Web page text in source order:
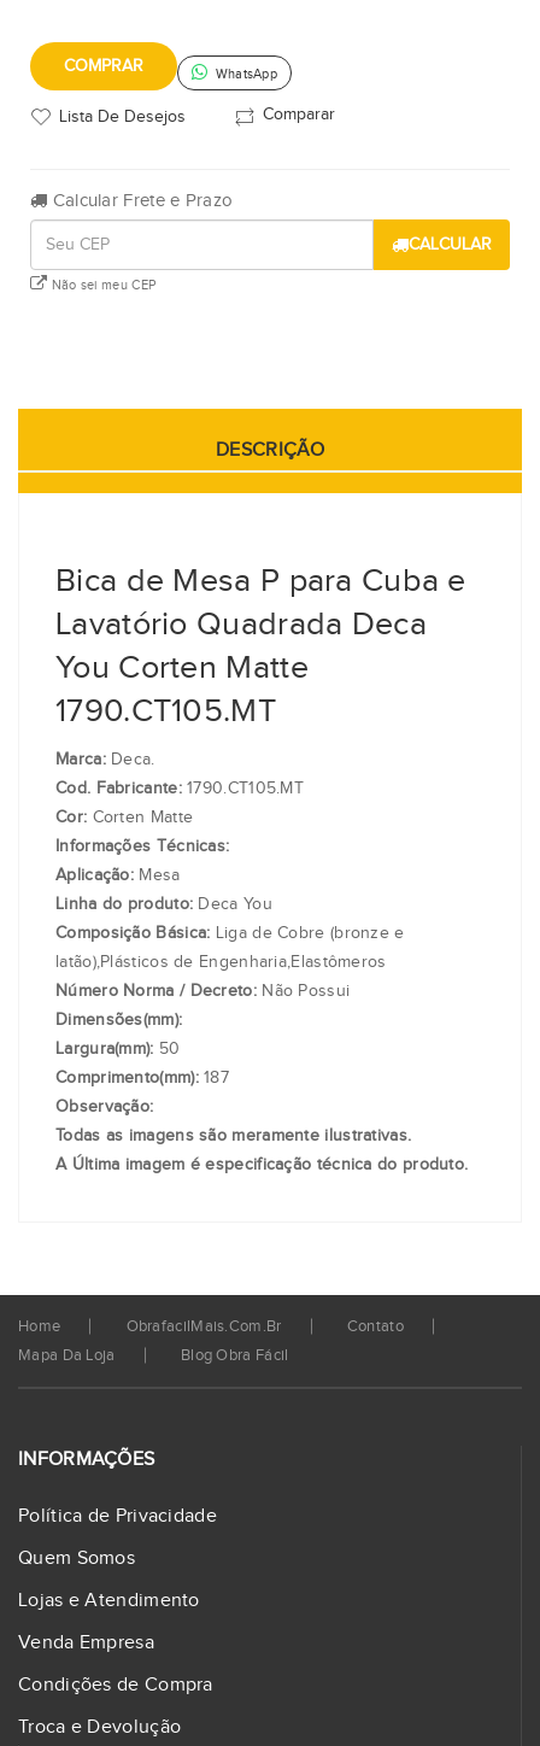
COMPRAR WhatsApp
Lista De Desejos Comparar
Calcular Frete e Prazo
CALCULAR
Não sei meu CEP
DESCRIÇÃO
Bica de Mesa P para Cuba e
Lavatório Quadrada Deca
You Corten Matte
1790.CT105.MT
Marca: Deca.
Cod. Fabricante:1790.CT105.MT
Cor: Corten Matte
Informações Técnicas:
Aplicação: Mesa
Linha do produto: Deca You
Composição Básica: Liga de Cobre (bronze e
latão),Plásticos de Engenharia,Elastômeros
Número Norma / Decreto:Não Possui
Dimensões(mm):
Largura(mm): 50
Comprimento(mm):187
Observação:
Todas as imagens são meramente ilustrativas.
A Última imagem é especificação técnica do produto.
Home ObrafacilMais.com.br
Contato
Mapa Da Loja
Blog Obra Fácil
INFORMAÇÕES
Política de Privacidade
Quem Somos
Lojas e Atendimento
Venda Empresa
Condições de Compra
Troca e Devolução